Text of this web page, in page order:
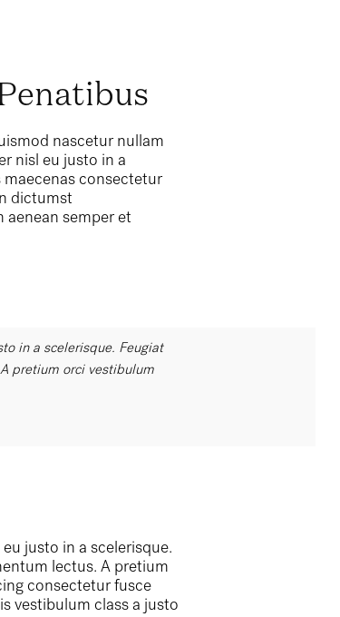
nascetur nullam
nisl eu justo in a
maecenas consectetur
dictumst
semper et
in a scelerisque. Feugiat
pretium orci vestibulum
justo in a scelerisque.
lectus. A pretium
consectetur fusce
vestibulum class a justo